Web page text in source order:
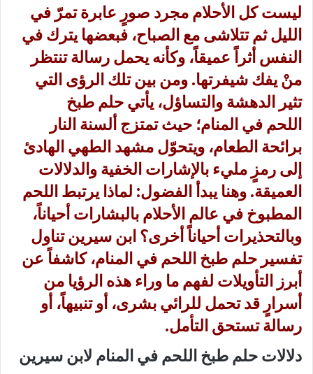
ليست كل الأحلام مجرد صورٍ عابرة تمرّ في
الليل ثم تتلاشى مع الصباح، فبعضها يترك في
النفس أثراً عميقاً، وكأنه يحمل رسالة تنتظر
منْ يفك شيفرتها. ومن بين تلك الرؤى التي
تثير الدهشة والتساؤل، يأتيحلم طبخ
اللحمفي المنام؛ حيث تمتزج ألسنة النار
برائحة الطعام، ويتحوّل مشهد الطهي الهادئ
إلى رمزٍ مليء بالإشارات الخفية والدلالات
العميقة. وهنا يبدأ الفضول: لماذا يرتبط اللحم
المطبوخ في عالم الأحلام بالبشارات أحياناً،
وبالتحذيرات أحياناً أخرى؟ ابن سيرين تناول
تفسير حلم طبخ اللحم في المنام، كاشفاً عن
أبرز التأويلات لفهم ما وراء هذه الرؤيا من
أسرارٍ قد تحمل للرائي بشرى، أو تنبيهاً، أو
رسالة تستحق التأمل.
دلالات حلم طبخ اللحم في المنام لابن سيرين